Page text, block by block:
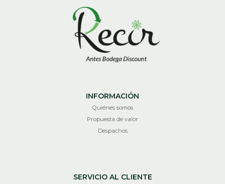
INFORMACIÓN
Quiénes somos
Propuesta de valor
Despachos
SERVICIO AL CLIENTE